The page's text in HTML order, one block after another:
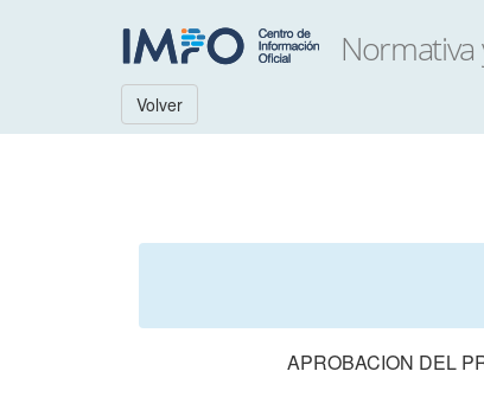
Volver
APROBACION DEL